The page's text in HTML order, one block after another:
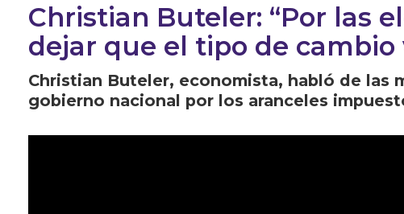
Christian Buteler: “Por las
dejar que el tipo de cambio
Christian Buteler, economista, habló de las
gobierno nacional por los aranceles